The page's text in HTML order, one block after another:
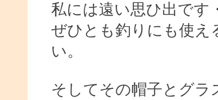
私には遠い思ひ出です
ぜひとも釣りにも使え
い。
そしてその帽子とグラ